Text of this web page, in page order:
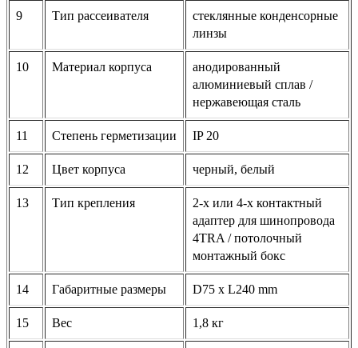
9 Тип рассеивателя
стеклянные конденсорные
линзы
10 Материал корпуса
анодированный
алюминиевый сплав /
нержавеющая сталь
11 Степень герметизации IP 20
12 Цвет корпуса черный, белый
13 Тип крепления
2-х или 4-х контактный
адаптер для шинопровода
4TRA / потолочный
монтажный бокс
14 Габаритные размеры D75 х L240 mm
15 Вес 1,8 кг